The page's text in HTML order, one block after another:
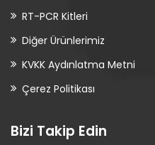
RT-PCR Kitleri
Diğer Ürünlerimiz
KVKK Aydınlatma Metni
Çerez Politikası
Bizi Takip Edin